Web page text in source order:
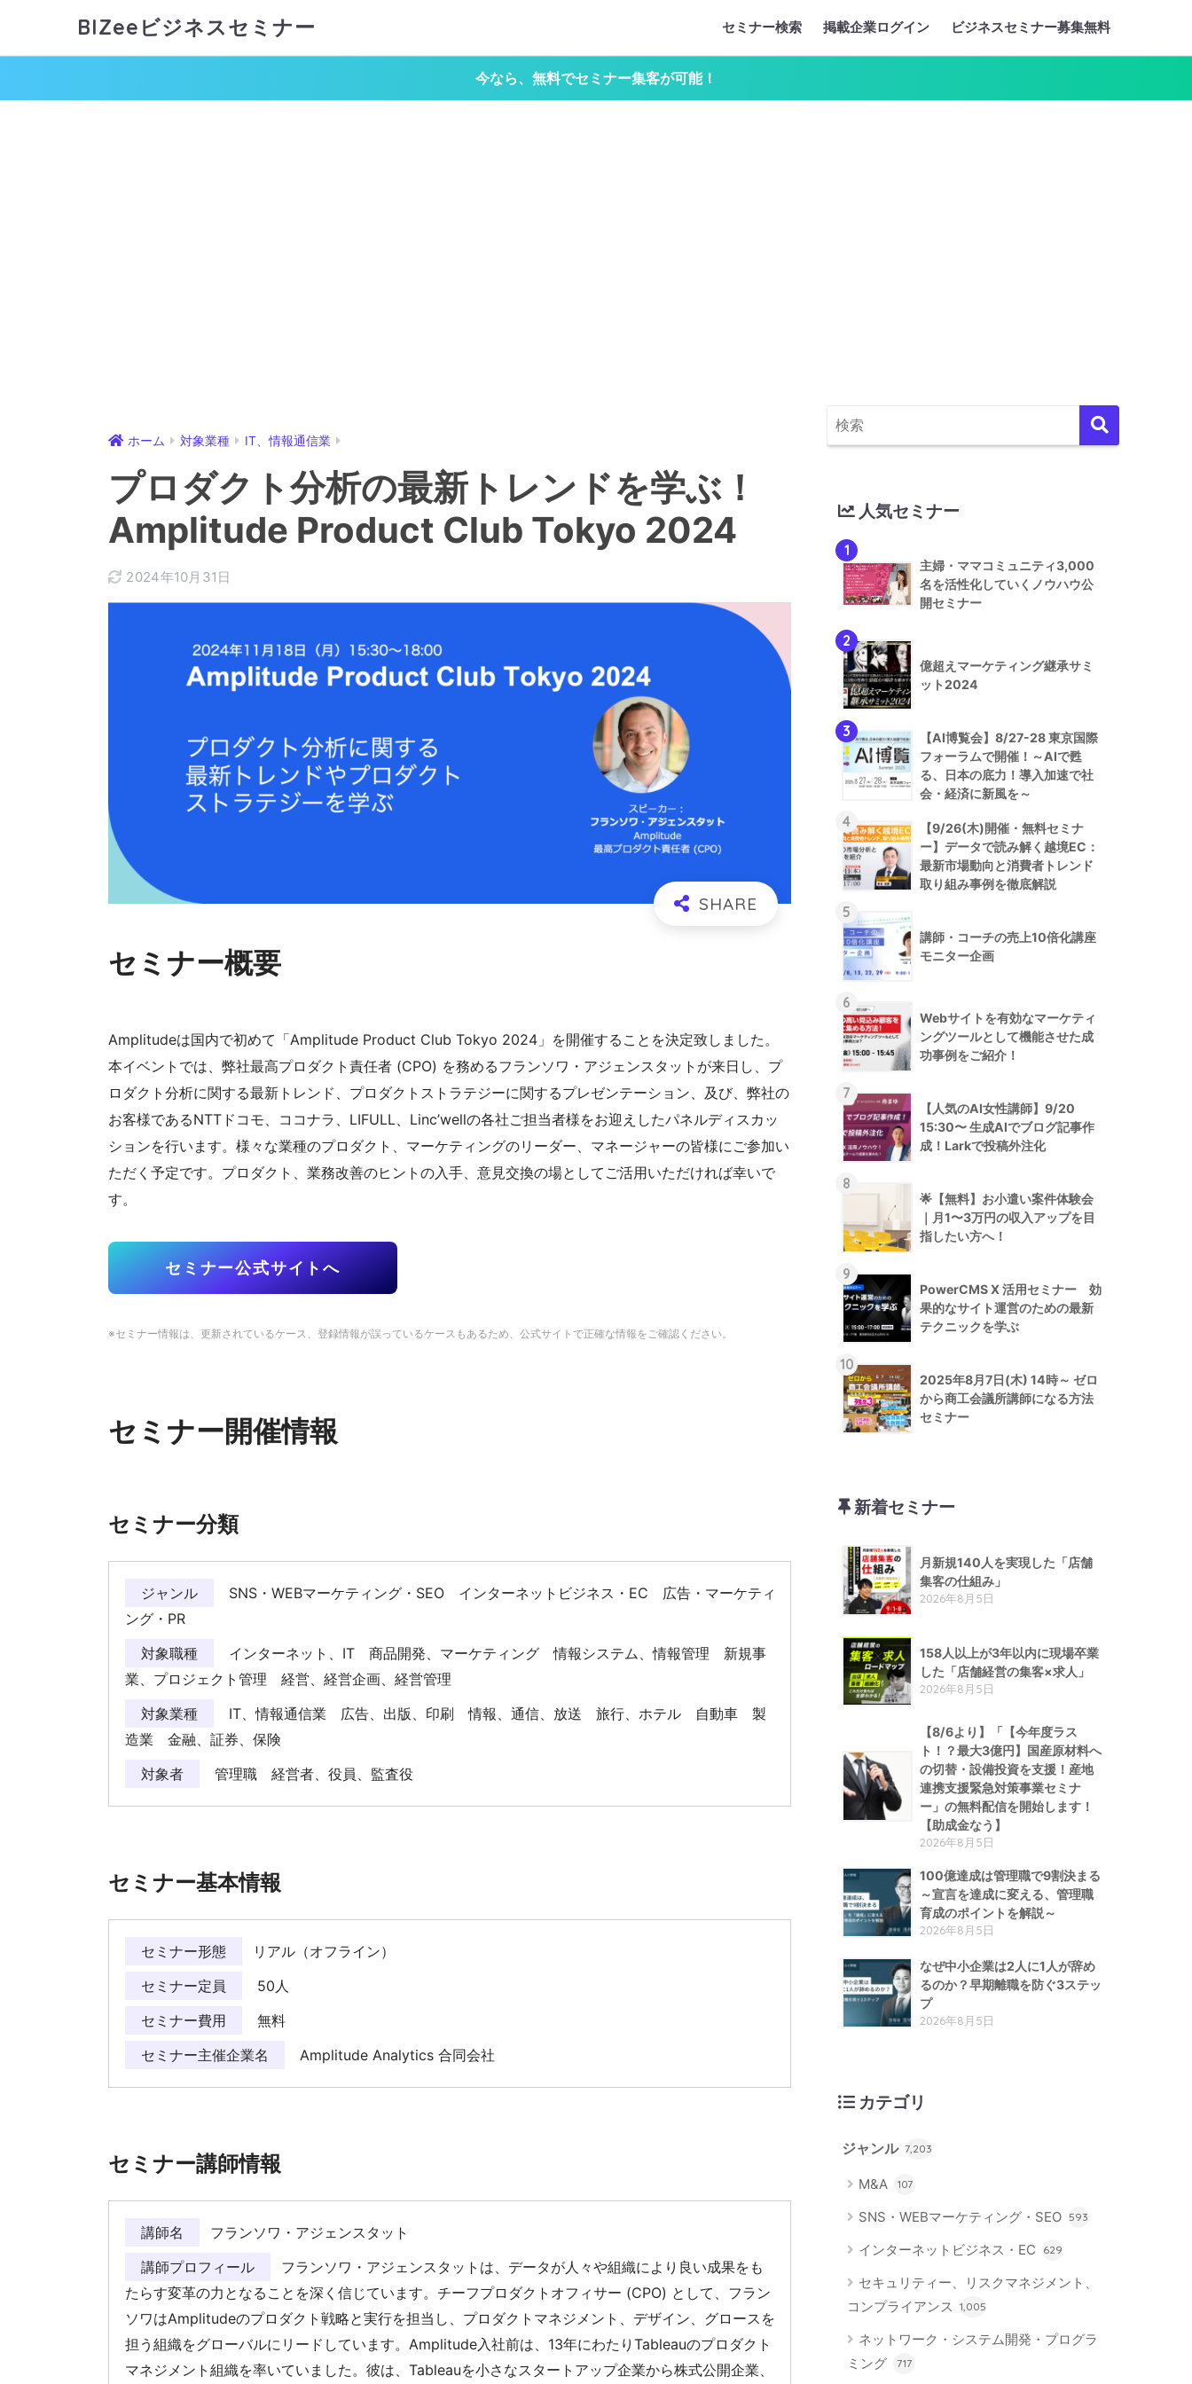
BIZeeビジネスセミナー セミナー検索 掲載企業ログイン ビジネスセミナー募集無料
今なら、無料でセミナー集客が可能！
ホーム 対象業種 IT、情報通信業
プロダクト分析の最新トレンドを学ぶ！
Amplitude Product Club Tokyo 2024
2024年10月31日
セミナー概要
Amplitudeは国内で初めて「Amplitude Product Club Tokyo 2024」を開催することを決定致しました。
本イベントでは、弊社最高プロダクト責任者 (CPO) を務めるフランソワ・アジェンスタットが来日し、プ
ロダクト分析に関する最新トレンド、プロダクトストラテジーに関するプレゼンテーション、及び、弊社の
お客様であるNTTドコモ、ココナラ、LIFULL、Linc’wellの各社ご担当者様をお迎えしたパネルディスカッ
ションを行います。様々な業種のプロダクト、マーケティングのリーダー、マネージャーの皆様にご参加い
ただく予定です。プロダクト、業務改善のヒントの入手、意見交換の場としてご活用いただければ幸いで
す。
セミナー公式サイトへ
※セミナー情報は、更新されているケース、登録情報が誤っているケースもあるため、公式サイトで正確な情報をご確認ください。
セミナー開催情報
セミナー分類
ジャンル
SNS・WEBマーケティング・SEO インターネットビジネス・EC 広告・マーケティ
ング・PR
対象職種
インターネット、IT 商品開発、マーケティング 情報システム、情報管理 新規事
業、プロジェクト管理 経営、経営企画、経営管理
対象業種
IT、情報通信業 広告、出版、印刷 情報、通信、放送 旅行、ホテル 自動車 製
造業 金融、証券、保険
対象者
管理職 経営者、役員、監査役
セミナー基本情報
セミナー形態
リアル（オフライン）
セミナー定員
50人
セミナー費用
無料
セミナー主催企業名
Amplitude Analytics 合同会社
セミナー講師情報
講師名
フランソワ・アジェンスタット
講師プロフィール
フランソワ・アジェンスタットは、データが人々や組織により良い成果をも
たらす変革の力となることを深く信じています。チーフプロダクトオフィサー (CPO) として、フラン
ソワはAmplitudeのプロダクト戦略と実行を担当し、プロダクトマネジメント、デザイン、グロースを
担う組織をグローバルにリードしています。Amplitude入社前は、13年にわたりTableauのプロダクト
マネジメント組織を率いていました。彼は、Tableauを小さなスタートアップ企業から株式公開企業、
人気セミナー
1
主婦・ママコミュニティ3,000
名を活性化していくノウハウ公
開セミナー
2
億超えマーケティング継承サミ
ット2024
3
【AI博覧会】8/27-28 東京国際
フォーラムで開催！～AIで甦
る、日本の底力！導入加速で社
会・経済に新風を～
4
【9/26(木)開催・無料セミナ
ー】データで読み解く越境EC：
最新市場動向と消費者トレンド
取り組み事例を徹底解説
5
講師・コーチの売上10倍化講座
モニター企画
6
Webサイトを有効なマーケティ
ングツールとして機能させた成
功事例をご紹介！
7
【人気のAI女性講師】9/20
15:30〜 生成AIでブログ記事作
成！Larkで投稿外注化
8
🌟【無料】お小遣い案件体験会
｜月1〜3万円の収入アップを目
指したい方へ！
9
PowerCMS X 活用セミナー 効
果的なサイト運営のための最新
テクニックを学ぶ
10
2025年8月7日(木) 14時～ ゼロ
から商工会議所講師になる方法
セミナー
新着セミナー
月新規140人を実現した「店舗
集客の仕組み」
2026年8月5日
158人以上が3年以内に現場卒業
した「店舗経営の集客×求人」
2026年8月5日
【8/6より】「【今年度ラス
ト！？最大3億円】国産原材料へ
の切替・設備投資を支援！産地
連携支援緊急対策事業セミナ
ー」の無料配信を開始します！
【助成金なう】
2026年8月5日
100億達成は管理職で9割決まる
～宣言を達成に変える、管理職
育成のポイントを解説～
2026年8月5日
なぜ中小企業は2人に1人が辞め
るのか？早期離職を防ぐ3ステッ
プ
2026年8月5日
カテゴリ
ジャンル 7,203
M&A 107
SNS・WEBマーケティング・SEO 593
インターネットビジネス・EC 629
セキュリティー、リスクマネジメント、
コンプライアンス 1,005
ネットワーク・システム開発・プログラ
ミング
717